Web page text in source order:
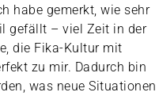
habe gemerkt, wie sehr
gefällt – viel Zeit in der
die Fika-Kultur mit
zu mir. Dadurch bin
was neue Situationen